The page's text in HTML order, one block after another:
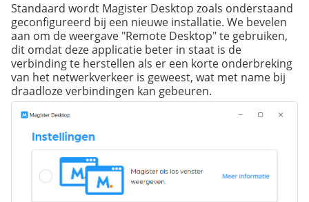
Standaard wordt Magister Desktop zoals onderstaand
geconfigureerd bij een nieuwe installatie. We bevelen
aan om de weergave "Remote Desktop" te gebruiken,
dit omdat deze applicatie beter in staat is de
verbinding te herstellen als er een korte onderbreking
van het netwerkverkeer is geweest, wat met name bij
draadloze verbindingen kan gebeuren.